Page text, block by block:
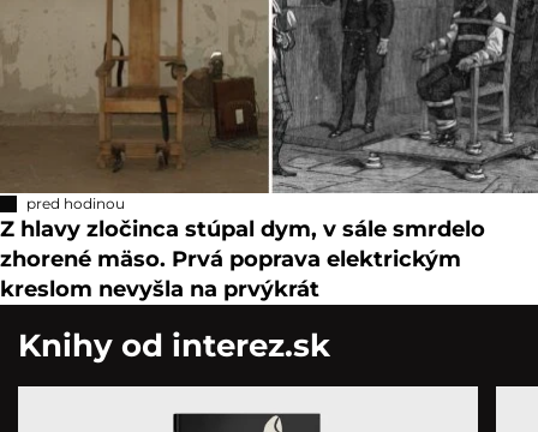
pred hodinou
Z hlavy zločinca stúpal dym, v sále smrdelo
zhorené mäso. Prvá poprava elektrickým
kreslom nevyšla na prvýkrát
Knihy od interez.sk